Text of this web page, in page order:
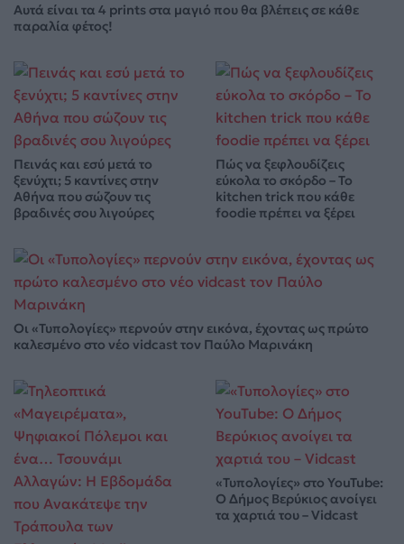
Αυτά είναι τα 4 prints στα μαγιό που θα βλέπεις σε κάθε
παραλία φέτος!
Πεινάς και εσύ μετά το
ξενύχτι; 5 καντίνες στην
Αθήνα που σώζουν τις
βραδινές σου λιγούρες
Πώς να ξεφλουδίζεις
εύκολα το σκόρδο – Το
kitchen trick που κάθε
foodie πρέπει να ξέρει
Οι «Τυπολογίες» περνούν στην εικόνα, έχοντας ως πρώτο
καλεσμένο στο νέο vidcast τον Παύλο Μαρινάκη
«Τυπολογίες» στο YouTube:
Ο Δήμος Βερύκιος ανοίγει
τα χαρτιά του – Vidcast